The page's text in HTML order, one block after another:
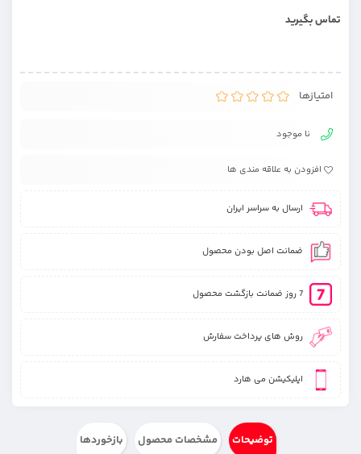
تماس بگیرید
امتیازها
نا موجود
افزودن به علاقه مندی ها
ارسال به سراسر ایران
ضمانت اصل بودن محصول
7 روز ضمانت بازگشت محصول
روش های پرداخت سفارش
اپلیکیشن می هارد
توضیحات مشخصات محصول بازخوردها